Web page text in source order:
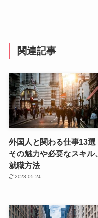
関連記事
外国人と関わる仕事13選
その魅力や必要なスキル、
就職方法
2023-05-24